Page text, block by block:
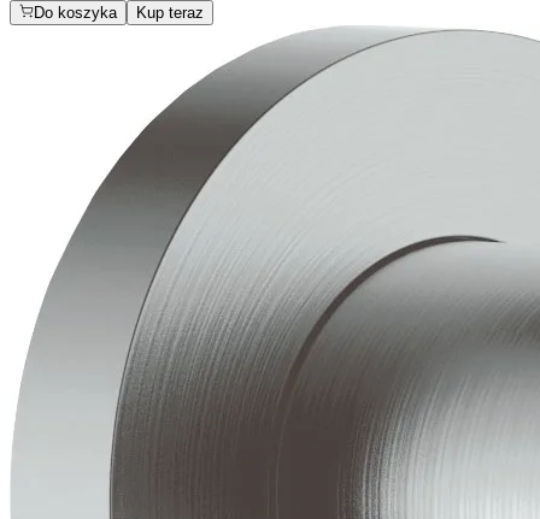
Do koszyka Kup teraz